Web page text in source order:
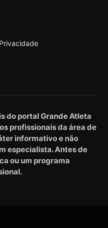
do portal Grande Atleta
profissionais da área de
informativo e não
especialista. Antes de
ou um programa